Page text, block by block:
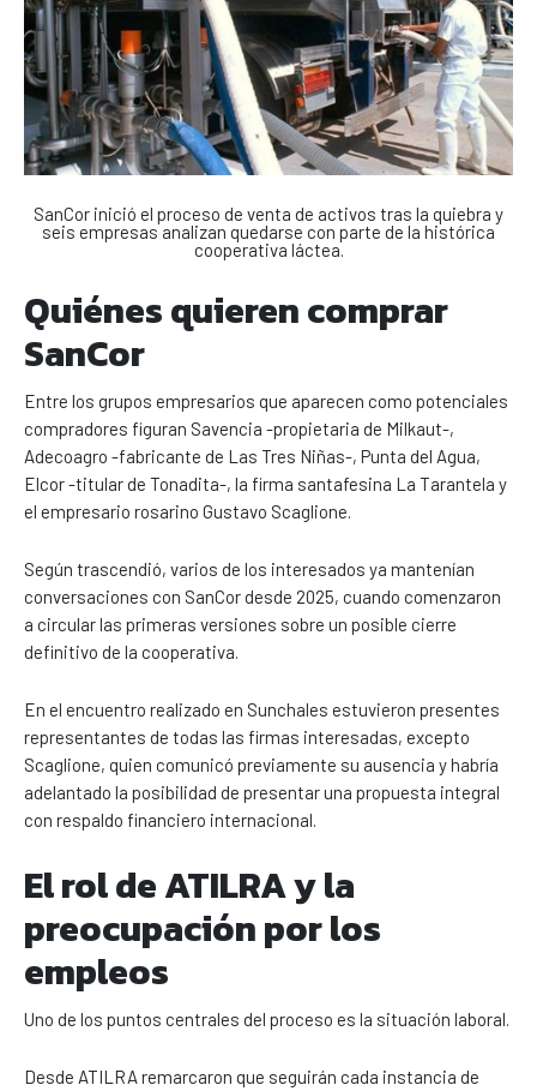
SanCor inició el proceso de venta de activos tras la quiebra y
seis empresas analizan quedarse con parte de la histórica
cooperativa láctea.
Quiénes quieren comprar
SanCor
Entre los grupos empresarios que aparecen como potenciales
compradores figuran Savencia -propietaria de Milkaut-,
Adecoagro -fabricante de Las Tres Niñas-, Punta del Agua,
Elcor -titular de Tonadita-, la firma santafesina La Tarantela y
el empresario rosarino Gustavo Scaglione.
Según trascendió, varios de los interesados ya mantenían
conversaciones con SanCor desde 2025, cuando comenzaron
a circular las primeras versiones sobre un posible cierre
definitivo de la cooperativa.
En el encuentro realizado en Sunchales estuvieron presentes
representantes de todas las firmas interesadas, excepto
Scaglione, quien comunicó previamente su ausencia y habría
adelantado la posibilidad de presentar una propuesta integral
con respaldo financiero internacional.
El rol de ATILRA y la
preocupación por los
empleos
Uno de los puntos centrales del proceso es la situación laboral.
Desde ATILRA remarcaron que seguirán cada instancia de